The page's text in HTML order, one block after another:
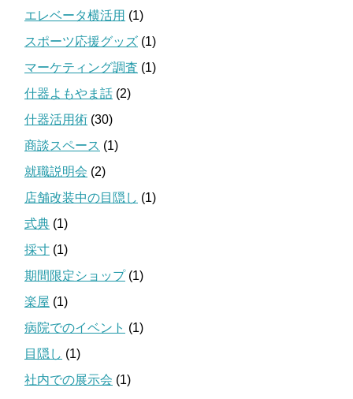
エレベータ横活用 (1)
スポーツ応援グッズ (1)
マーケティング調査 (1)
什器よもやま話 (2)
什器活用術 (30)
商談スペース (1)
就職説明会 (2)
店舗改装中の目隠し (1)
式典 (1)
採寸 (1)
期間限定ショップ(1)
楽屋 (1)
病院でのイベント (1)
目隠し (1)
社内での展示会 (1)